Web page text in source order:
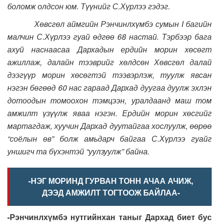
боломж олдсон юм. Түүнийг С.Хүрлээ гэдэг.
Хөвсгөл аймгийн Рэнчинлхүмбэ сумын Iбагийн
малчин С.Хүрлээ гуай өдгөө 68 настай. Тэрбээр бага
ахуй наснаасаа Дархадын ердийн морин хөсөгт
ажиллаж, далайн тээврийг хөлдсөн Хөвсгөл далай
дээгүүр морин хөсөгтэй тээвэрлэж, туулж явсан
нэгэн бөгөөд 60 нас гараад Дархад дуугаа дуулж эхлэн
дотоодын томоохон тэмцээн, уралдаанд маш том
амжилт үзүүлж яваа нэгэн. Ердийн морин хөсгийг
мартагдаж, хуучин Дархад дуутайгаа хослуулж, өөрөө
“соёлын өв” болж амьдарч байгаа С.Хүрлээ гуайг
уншигч та бүхэнтэй “уулзуулж” байна.
-НЭГ МОРИНД ГУРВАН ТОНН АЧАА АЧИЖ,
ДЭЭД АМЖИЛТ ТОГТООЖ БАЙЛАА-
-Рэнчинлхүмбэ нутгийнхан таныг Дархад биет бус